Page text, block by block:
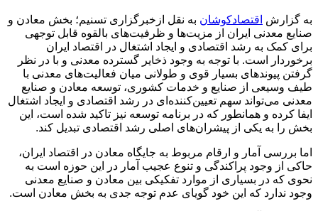
به گزارش اقتصادکوشان به نقل ازخبرگزاری تسنیم؛ بخش معادن و
صنایع معدنی ایران از مزیت‌ها و ظرفیت‌های بالقوه قابل توجهی
برای کمک به رشد اقتصادی و ایجاد اشتغال در اقتصاد ایران
برخوردار است. با توجه به وجود ذخایر گسترده معدنی و با در نظر
گرفتن پیوندهای بسیار قوی و طولانی میان فعالیت‌های معدنی با
طیف وسیعی از صنایع و خدمات کشوری، توسعه معادن و صنایع
معدنی می‌تواند سهم تعیین‌کننده‌ای در رشد اقتصادی و ایجاد اشتغال
ایفا کرده و همانطور که در برنامه توسعه نیز تاکید شده است، این
بخش را به یکی از پیشران‌های اصلی رشد اقتصادی تبدیل کند.
اما بررسی آمار و ارقام مربوط به جایگاه معادن در اقتصاد ایران،
حاکی از وجود پراکندگی و تنوع عجیب آمار در این حوزه است به
نحوی که در بسیاری از موارد تفکیکی بین معادن و صنایع معدنی
وجود ندارد که این خود گویای عدم توجه جدی به بخش معادن است.